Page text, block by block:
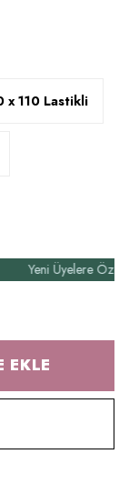
x 110 Lastikli
Yeni Üyelere Özel 50₺
EKLE